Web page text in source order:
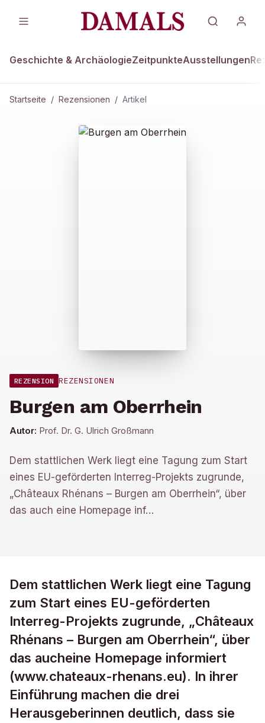
Geschichte & ArchäologieZeitpunkteAusstellungen
Startseite / Rezensionen / Artikel
REZENSION REZENSIONEN
Burgen am Oberrhein
Autor: Prof. Dr. G. Ulrich Großmann
Dem stattlichen Werk liegt eine Tagung zum Start
eines EU-geförderten Interreg-Projekts zugrunde,
„Châteaux Rhénans – Burgen am Oberrhein“, über
das auch eine Homepage inf…
Dem stattlichen Werk liegt eine Tagung
zum Start eines EU-geförderten
Interreg-Projekts zugrunde, „Châteaux
Rhénans – Burgen am Oberrhein“, über
das aucheine Homepage informiert
(www.chateaux-rhenans.eu). In ihrer
Einführung machen die drei
Herausgeberinnen deutlich, dass sie